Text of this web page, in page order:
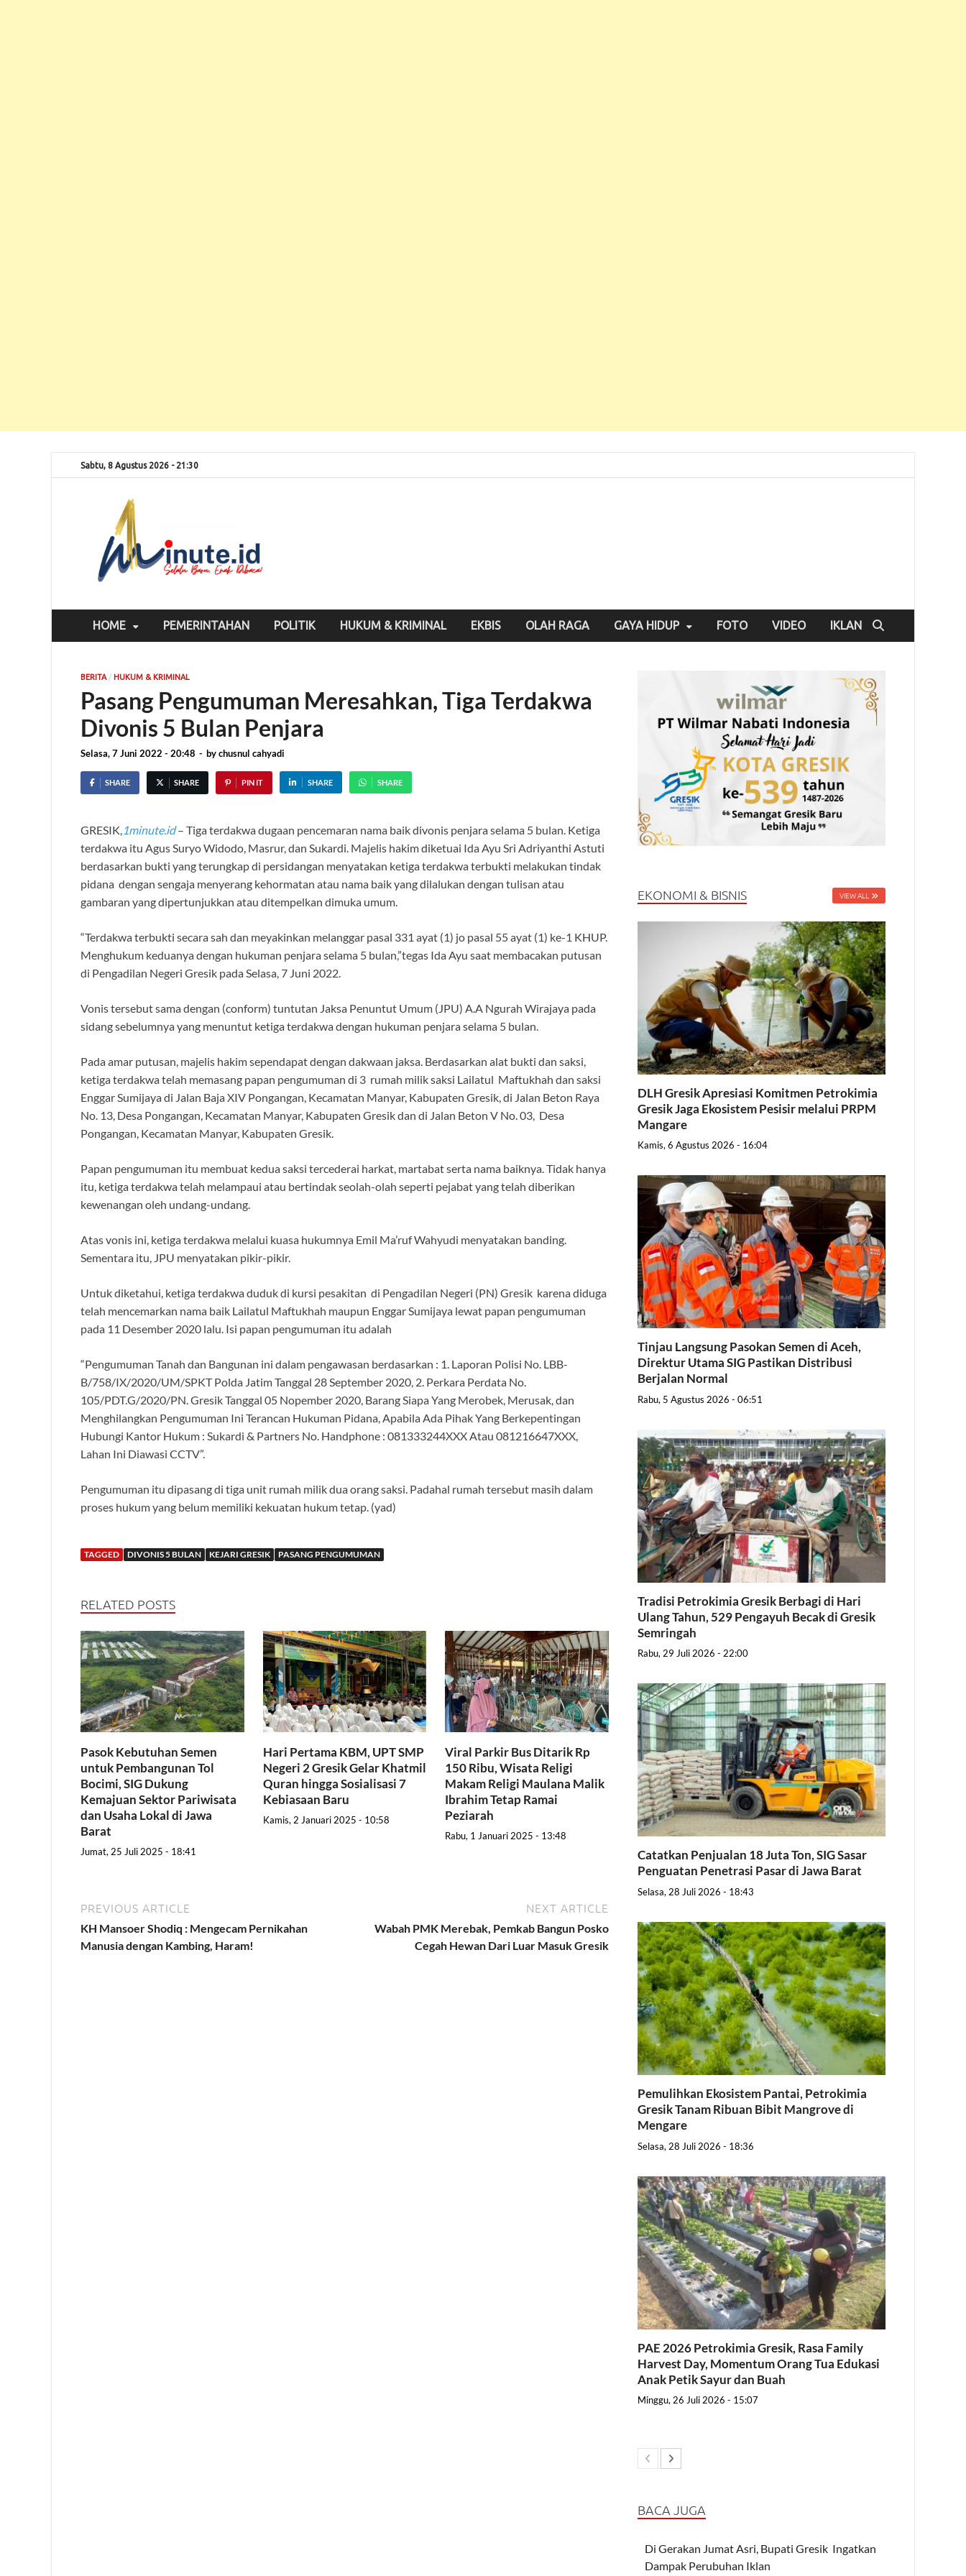
Sabtu, 8 Agustus 2026 - 21:30
HOME PEMERINTAHAN POLITIK HUKUM & KRIMINAL EKBIS OLAH RAGA GAYA HIDUP FOTO VIDEO IKLAN
BERITA/ HUKUM & KRIMINAL
Pasang Pengumuman Meresahkan, Tiga Terdakwa
Divonis 5 Bulan Penjara
Selasa, 7 Juni 2022 - 20:48 - bychusnul cahyadi
SHARE SHARE PIN IT SHARE SHARE
GRESIK, 1minute.id– Tiga terdakwa dugaan pencemaran nama baik divonis penjara selama 5 bulan. Ketiga
terdakwa itu Agus Suryo Widodo, Masrur, dan Sukardi. Majelis hakim diketuai Ida Ayu Sri Adriyanthi Astuti
berdasarkan bukti yang terungkap di persidangan menyatakan ketiga terdakwa terbukti melakukan tindak
pidana dengan sengaja menyerang kehormatan atau nama baik yang dilalukan dengan tulisan atau
gambaran yang dipertunjukkan atau ditempelkan dimuka umum.
“Terdakwa terbukti secara sah dan meyakinkan melanggar pasal 331 ayat (1) jo pasal 55 ayat (1) ke-1 KHUP.
Menghukum keduanya dengan hukuman penjara selama 5 bulan,”tegas Ida Ayu saat membacakan putusan
di Pengadilan Negeri Gresik pada Selasa, 7 Juni 2022.
Vonis tersebut sama dengan (conform) tuntutan Jaksa Penuntut Umum (JPU) A.A Ngurah Wirajaya pada
sidang sebelumnya yang menuntut ketiga terdakwa dengan hukuman penjara selama 5 bulan.
Pada amar putusan, majelis hakim sependapat dengan dakwaan jaksa. Berdasarkan alat bukti dan saksi,
ketiga terdakwa telah memasang papan pengumuman di 3 rumah milik saksi Lailatul Maftukhah dan saksi
Enggar Sumijaya di Jalan Baja XIV Pongangan, Kecamatan Manyar, Kabupaten Gresik, di Jalan Beton Raya
No. 13, Desa Pongangan, Kecamatan Manyar, Kabupaten Gresik dan di Jalan Beton V No. 03, Desa
Pongangan, Kecamatan Manyar, Kabupaten Gresik.
Papan pengumuman itu membuat kedua saksi tercederai harkat, martabat serta nama baiknya. Tidak hanya
itu, ketiga terdakwa telah melampaui atau bertindak seolah-olah seperti pejabat yang telah diberikan
kewenangan oleh undang-undang.
Atas vonis ini, ketiga terdakwa melalui kuasa hukumnya Emil Ma’ruf Wahyudi menyatakan banding.
Sementara itu, JPU menyatakan pikir-pikir.
Untuk diketahui, ketiga terdakwa duduk di kursi pesakitan di Pengadilan Negeri (PN) Gresik karena diduga
telah mencemarkan nama baik Lailatul Maftukhah maupun Enggar Sumijaya lewat papan pengumuman
pada 11 Desember 2020 lalu. Isi papan pengumuman itu adalah
“Pengumuman Tanah dan Bangunan ini dalam pengawasan berdasarkan : 1. Laporan Polisi No. LBB-
B/758/IX/2020/UM/SPKT Polda Jatim Tanggal 28 September 2020, 2. Perkara Perdata No.
105/PDT.G/2020/PN. Gresik Tanggal 05 Nopember 2020, Barang Siapa Yang Merobek, Merusak, dan
Menghilangkan Pengumuman Ini Terancan Hukuman Pidana, Apabila Ada Pihak Yang Berkepentingan
Hubungi Kantor Hukum : Sukardi & Partners No. Handphone : 081333244XXX Atau 081216647XXX,
Lahan Ini Diawasi CCTV”.
Pengumuman itu dipasang di tiga unit rumah milik dua orang saksi. Padahal rumah tersebut masih dalam
proses hukum yang belum memiliki kekuatan hukum tetap. (yad)
TAGGED DIVONIS 5 BULAN KEJARI GRESIK PASANG PENGUMUMAN
RELATED POSTS
Pasok Kebutuhan Semen
untuk Pembangunan Tol
Bocimi, SIG Dukung
Kemajuan Sektor Pariwisata
dan Usaha Lokal di Jawa
Barat
Jumat, 25 Juli 2025 - 18:41
Hari Pertama KBM, UPT SMP
Negeri 2 Gresik Gelar Khatmil
Quran hingga Sosialisasi 7
Kebiasaan Baru
Kamis, 2 Januari 2025 - 10:58
Viral Parkir Bus Ditarik Rp
150 Ribu, Wisata Religi
Makam Religi Maulana Malik
Ibrahim Tetap Ramai
Peziarah
Rabu, 1 Januari 2025 - 13:48
PREVIOUS ARTICLE
KH Mansoer Shodiq : Mengecam Pernikahan
Manusia dengan Kambing, Haram!
NEXT ARTICLE
Wabah PMK Merebak, Pemkab Bangun Posko
Cegah Hewan Dari Luar Masuk Gresik
EKONOMI & BISNIS VIEW ALL
DLH Gresik Apresiasi Komitmen Petrokimia
Gresik Jaga Ekosistem Pesisir melalui PRPM
Mangare
Kamis, 6 Agustus 2026 - 16:04
Tinjau Langsung Pasokan Semen di Aceh,
Direktur Utama SIG Pastikan Distribusi
Berjalan Normal
Rabu, 5 Agustus 2026 - 06:51
Tradisi Petrokimia Gresik Berbagi di Hari
Ulang Tahun, 529 Pengayuh Becak di Gresik
Semringah
Rabu, 29 Juli 2026 - 22:00
Catatkan Penjualan 18 Juta Ton, SIG Sasar
Penguatan Penetrasi Pasar di Jawa Barat
Selasa, 28 Juli 2026 - 18:43
Pemulihkan Ekosistem Pantai, Petrokimia
Gresik Tanam Ribuan Bibit Mangrove di
Mengare
Selasa, 28 Juli 2026 - 18:36
PAE 2026 Petrokimia Gresik, Rasa Family
Harvest Day, Momentum Orang Tua Edukasi
Anak Petik Sayur dan Buah
Minggu, 26 Juli 2026 - 15:07
BACA JUGA
Di Gerakan Jumat Asri, Bupati Gresik Ingatkan
Dampak Perubuhan Iklan